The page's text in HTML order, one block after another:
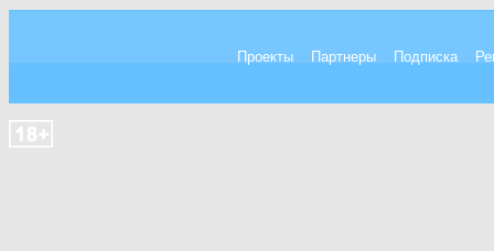
Проекты Партнеры Подписка